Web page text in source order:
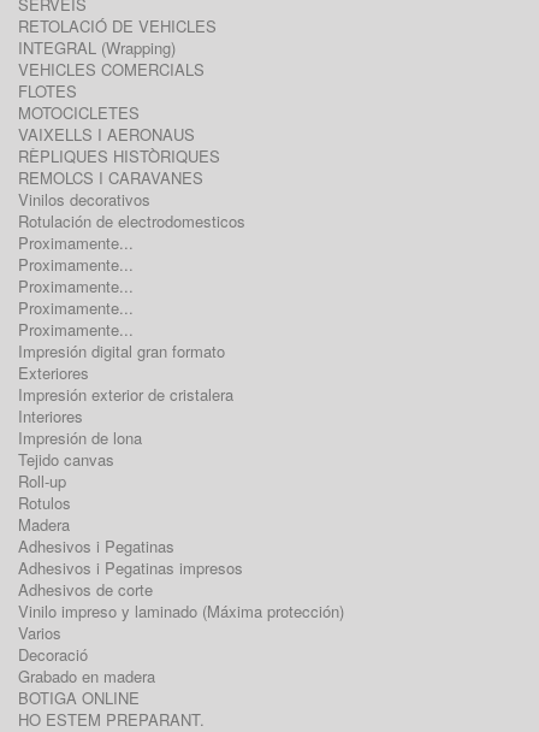
RETOLACIÓ DE VEHICLES
INTEGRAL (Wrapping)
VEHICLES COMERCIALS
FLOTES
MOTOCICLETES
VAIXELLS I AERONAUS
RÈPLIQUES HISTÒRIQUES
REMOLCS I CARAVANES
Vinilos decorativos
Rotulación de electrodomesticos
Proximamente...
Proximamente...
Proximamente...
Proximamente...
Proximamente...
Impresión digital gran formato
Exteriores
Impresión exterior de cristalera
Interiores
Impresión de lona
Tejido canvas
Roll-up
Rotulos
Madera
Adhesivos i Pegatinas
Adhesivos i Pegatinas impresos
Adhesivos de corte
Vinilo impreso y laminado (Máxima protección)
Varios
Decoració
Grabado en madera
BOTIGA ONLINE
HO ESTEM PREPARANT.